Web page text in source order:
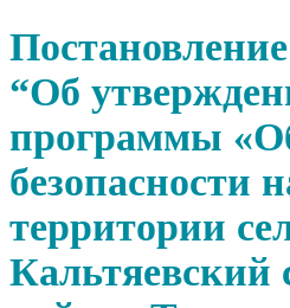
“Об
программы
безопасности
территории
Кальтяевский